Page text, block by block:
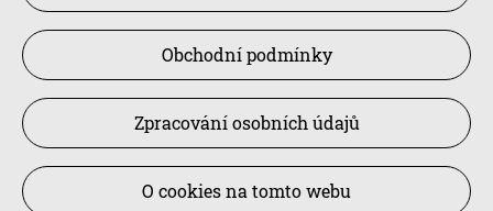
Obchodní podmínky
Zpracování osobních údajů
O cookies na tomto webu